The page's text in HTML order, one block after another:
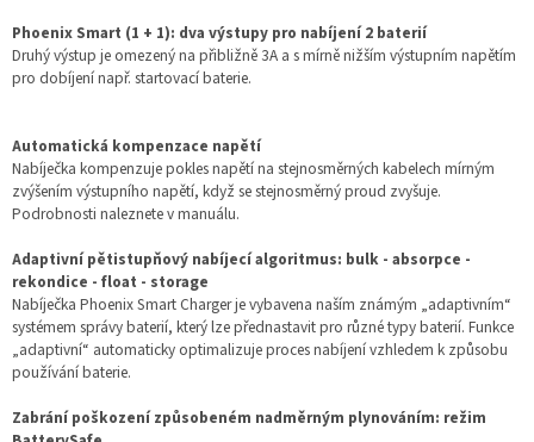
Phoenix Smart (1 + 1): dva výstupy pro nabíjení 2 baterií
Druhý výstup je omezený na přibližně 3A a s mírně nižším výstupním napětím
pro dobíjení např. startovací baterie.
Automatická kompenzace napětí
Nabíječka kompenzuje pokles napětí na stejnosměrných kabelech mírným
zvýšením výstupního napětí, když se stejnosměrný proud zvyšuje.
Podrobnosti naleznete v manuálu.
Adaptivní pětistupňový nabíjecí algoritmus: bulk - absorpce -
rekondice - float - storage
Nabíječka Phoenix Smart Charger je vybavena naším známým „adaptivním“
systémem správy baterií, který lze přednastavit pro různé typy baterií. Funkce
„adaptivní“ automaticky optimalizuje proces nabíjení vzhledem k způsobu
používání baterie.
Zabrání poškození způsobeném nadměrným plynováním: režim